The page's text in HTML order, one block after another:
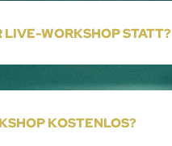
LIVE-WORKSHOP STATT?
KOSTENLOS?